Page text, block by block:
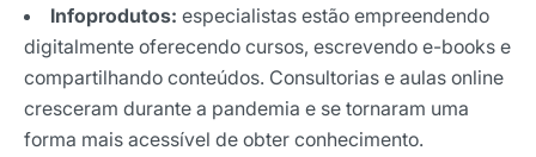
Infoprodutos: especialistas estão empreendendo
digitalmente oferecendo cursos, escrevendo e-books e
compartilhando conteúdos. Consultorias e aulas online
cresceram durante a pandemia e se tornaram uma
forma mais acessível de obter conhecimento.